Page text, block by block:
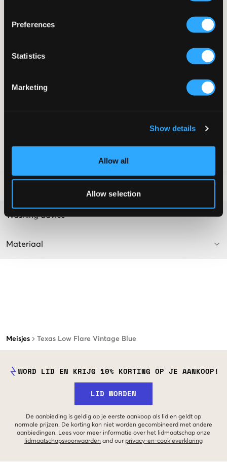
Preferences
Statistics
Marketing
Show details
Allow all
Allow selection
Meisjes Texas Low Flare Vintage Blue
normaal hoog en verstelbaar en de pijpen zijn strak en wijd
uitlopend aan de onderkant. De gulp bestaat uit een knoop en
populaire kledingstukken in het voorjaar en de zomer van 2023.
Verstelbare taille
Washing advice
Materiaal
WORD LID EN KRIJG 10% KORTING OP JE AANKOOP!
LID WORDEN
De aanbieding is geldig op je eerste aankoop als lid en geldt op
normale prijzen. De korting kan niet worden gecombineerd met andere
aanbiedingen. Lees voor meer informatie over het lidmaatschap onze
lidmaatschapsvoorwaarden and our privacy-en-cookieverklaring